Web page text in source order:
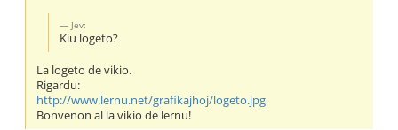
Jev:
Kiu logeto?
La logeto de vikio.
Rigardu:
http://www.lernu.net/grafikajhoj/logeto.jpg
Bonvenon al la vikio de lernu!